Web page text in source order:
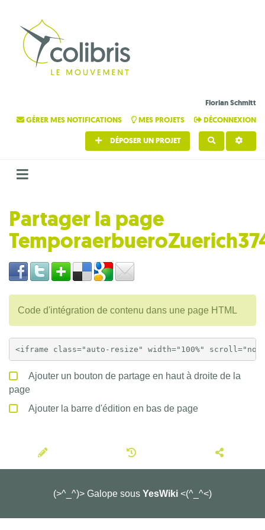
Florian Schmitt
GÉRER MES NOTIFICATIONS
MES PROJETS DÉCONNEXION
DÉPOSER UN PROJET
Partager la page
Code d'intégration de contenu dans une page HTML
Ajouter un bouton de partage en haut à droite de la
page
Ajouter la barre d'édition en bas de page
(>^_^)> Galope sous YesWiki <(^_^<)